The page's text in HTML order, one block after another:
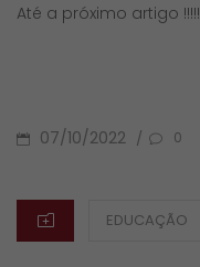
Até a próximo artigo !!!!!
POSTED
07/10/2022 / 0
CATEGORIES
EDUCAÇÃO